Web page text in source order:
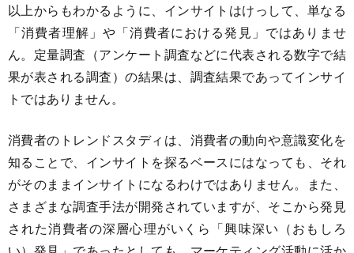
以上からもわかるように、インサイトはけっして、単なる
「消費者理解」や「消費者における発見」ではありませ
ん。定量調査（アンケート調査などに代表される数字で結
果が表される調査）の結果は、調査結果であってインサイ
トではありません。
消費者のトレンドスタディは、消費者の動向や意識変化を
知ることで、インサイトを探るベースにはなっても、それ
がそのままインサイトになるわけではありません。また、
さまざまな調査手法が開発されていますが、そこから発見
された消費者の深層心理がいくら「興味深い（おもしろ